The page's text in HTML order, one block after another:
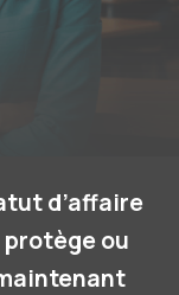
d’affaire
ou